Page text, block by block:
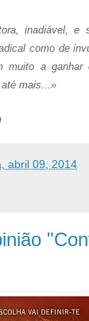
inadiável, e
como de
muito a
mais...»
abril 09, 2014